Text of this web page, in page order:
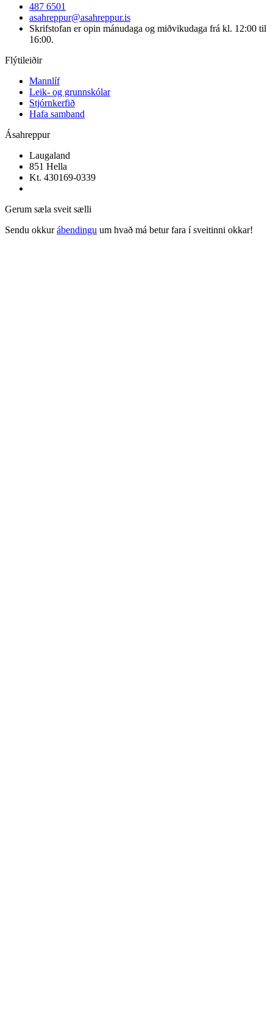
487 6501
asahreppur@asahreppur.is
Skrifstofan er opin mánudaga og miðvikudaga frá kl. 12:00 til
16:00.
Flýtileiðir
Mannlíf
Leik- og grunnskólar
Stjórnkerfið
Hafa samband
Ásahreppur
Laugaland
851 Hella
Kt. 430169-0339
Gerum sæla sveit sælli
Sendu okkurábendingu um hvað má betur fara í sveitinni okkar!